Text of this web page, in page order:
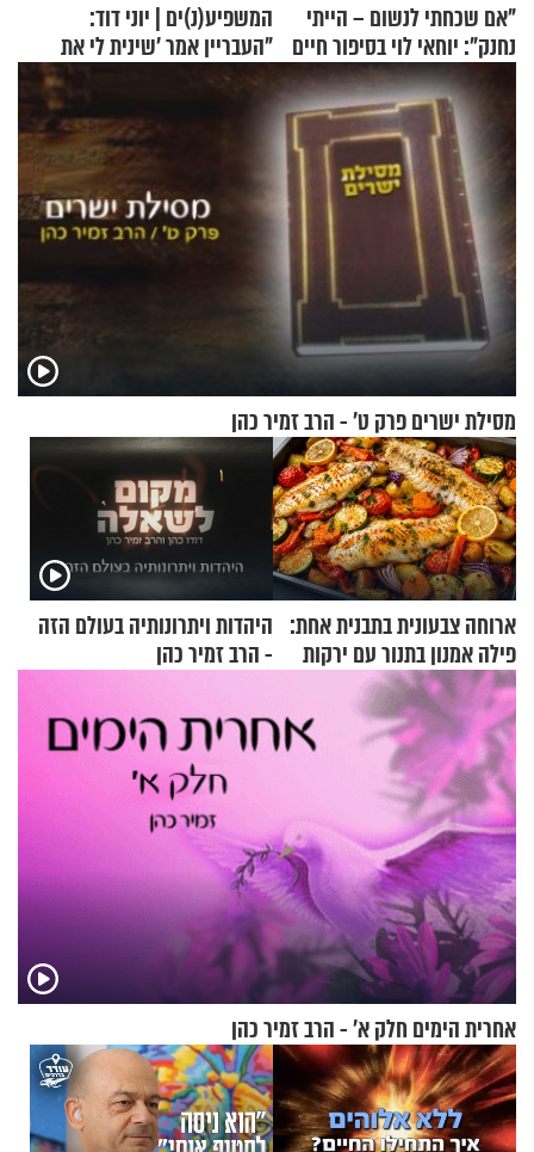
"אם שכחתי לנשום – הייתי
נחנק": יוחאי לוי בסיפור חיים
מעורר השראה
המשפיע(נ)ים | יוני דוד:
"העבריין אמר 'שינית לי את
החיים מהקצה אל הקצה'"
מסילת ישרים פרק ט’ - הרב זמיר כהן
ארוחה צבעונית בתבנית אחת:
פילה אמנון בתנור עם ירקות
היהדות ויתרונותיה בעולם הזה
- הרב זמיר כהן
אחרית הימים חלק א’ - הרב זמיר כהן